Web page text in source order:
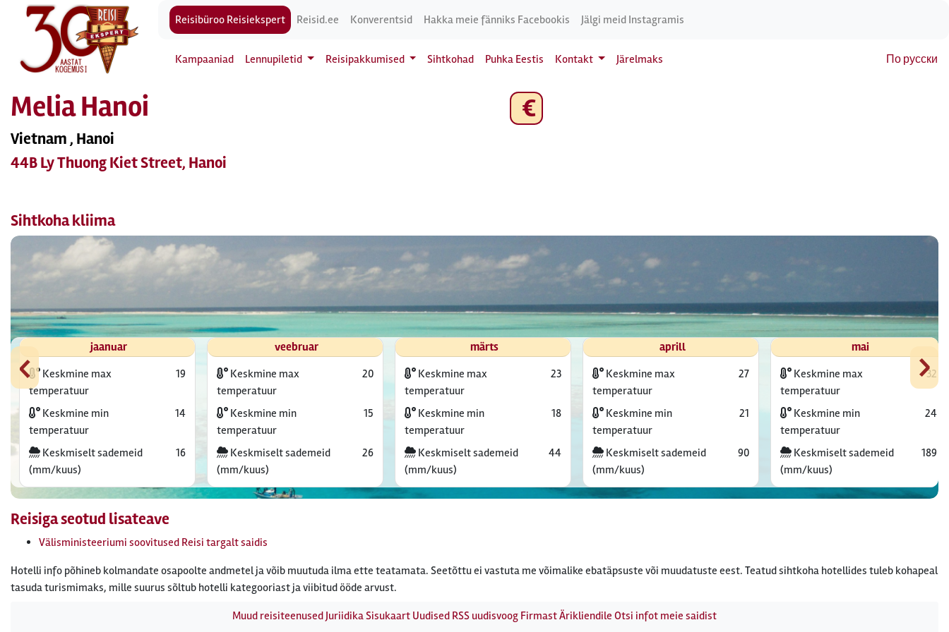
Reisibüroo Reisiekspert Reisid.ee Konverentsid Hakka meie fänniks Facebookis Jälgi meid Instagramis
Kampaaniad Lennupiletid Reisipakkumised Sihtkohad Puhka Eestis Kontakt Järelmaks По русски
Melia Hanoi
Vietnam , Hanoi
44B Ly Thuong Kiet Street, Hanoi
€
Sihtkoha kliima
‹ ›
jaanuar
Keskmine max
temperatuur
19
Keskmine min
temperatuur
14
Keskmiselt sademeid
(mm/kuus)
16
veebruar
Keskmine max
temperatuur
20
Keskmine min
temperatuur
15
Keskmiselt sademeid
(mm/kuus)
26
märts
Keskmine max
temperatuur
23
Keskmine min
temperatuur
18
Keskmiselt sademeid
(mm/kuus)
44
aprill
Keskmine max
temperatuur
27
Keskmine min
temperatuur
21
Keskmiselt sademeid
(mm/kuus)
90
mai
Keskmine max
temperatuur
32
Keskmine min
temperatuur
24
Keskmiselt sademeid
(mm/kuus)
189
Reisiga seotud lisateave
Välisministeeriumi soovitused Reisi targalt saidis
Hotelli info põhineb kolmandate osapoolte andmetel ja võib muutuda ilma ette teatamata. Seetõttu ei vastuta me võimalike ebatäpsuste või muudatuste eest. Teatud sihtkoha hotellides tuleb kohapeal
tasuda turismimaks, mille suurus sõltub hotelli kategooriast ja viibitud ööde arvust.
Muud reisiteenusedJuriidikaSisukaart Uudised RSS uudisvoog FirmastÄrikliendile Otsi infot meie saidist